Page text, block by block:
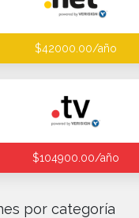
$42000.00/año
$104900.00/año
por categoría